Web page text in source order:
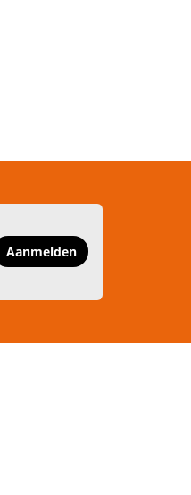
Aanmelden